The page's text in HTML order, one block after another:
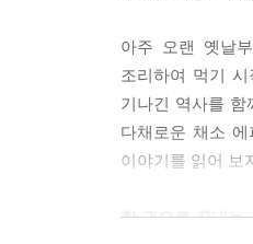
식칼의 철과 산소
--- p.84
매운 음식은 왜
르핀이 나오면 쾌
아주 오랜 옛날
조리하여 먹기
기나긴 역사를
다채로운 채소
이야기를 읽어 보
한 권으로 끝내는